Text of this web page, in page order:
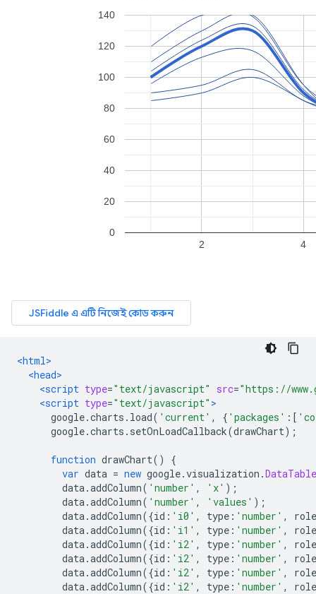
<html>
<head>
<script type="text/javascript" src="https://
<script type="text/javascript" >
google.charts . load( 'current' , { 'packages' :[
google.charts . setOnLoadCallback(drawChart);
function drawChart()
{
var data = new google.visualization .DataTable
data.addColumn( 'number' , 'x' );
data.addColumn( 'number' , 'values' );
data.addColumn({id : 'i0' , type : 'number' ,
role
data.addColumn({id : 'i1' , type : 'number' ,
role
data.addColumn({id : 'i2' , type : 'number' ,
role
data.addColumn({id : 'i2' , type : 'number' ,
role
data.addColumn({id : 'i2' , type : 'number' ,
role
data.addColumn({id : 'i2' , type : 'number' , role